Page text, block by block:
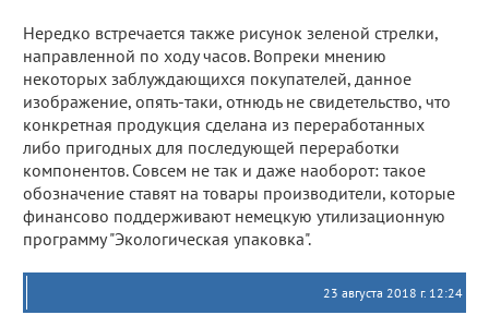
Нередко встречается также рисунок зеленой стрелки,
направленной по ходу часов. Вопреки мнению
некоторых заблуждающихся покупателей, данное
изображение, опять-таки, отнюдь не свидетельство, что
конкретная продукция сделана из переработанных
либо пригодных для последующей переработки
компонентов. Совсем не так и даже наоборот: такое
обозначение ставят на товары производители, которые
финансово поддерживают немецкую утилизационную
программу "Экологическая упаковка".
23 августа 2018 г. 12:24